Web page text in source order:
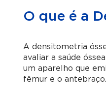
O que é a
A densitometria
avaliar a saúde
um aparelho que
fêmur e o antebraço.